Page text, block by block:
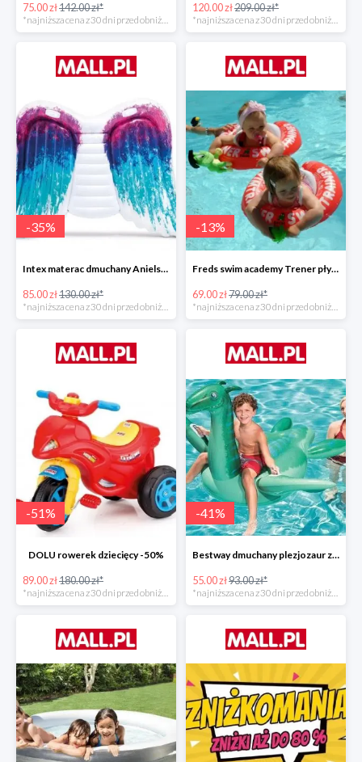
75.00 zł142.00 zł*
*najniższa cena z 30 dni przed obniżką
120.00 zł209.00 zł*
*najniższa cena z 30 dni przed obniżką
-35%
Intex materac dmuchany Anielskie skrzydła -34%
85.00 zł130.00 zł*
-13%
Freds swim academy Trener pływania
69.00 zł79.00 zł*
-51%
DOLU rowerek dziecięcy -50%
89.00 zł180.00 zł*
*najniższa cena z 30 dni przed obniżką
-41%
Bestway dmuchany plezjozaur z uchwytami -40%
55.00 zł93.00 zł*
*najniższa cena z 30 dni przed obniżką